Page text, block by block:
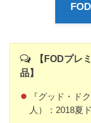
【FODプレ
品】
『グッド・ド
人）：2018夏